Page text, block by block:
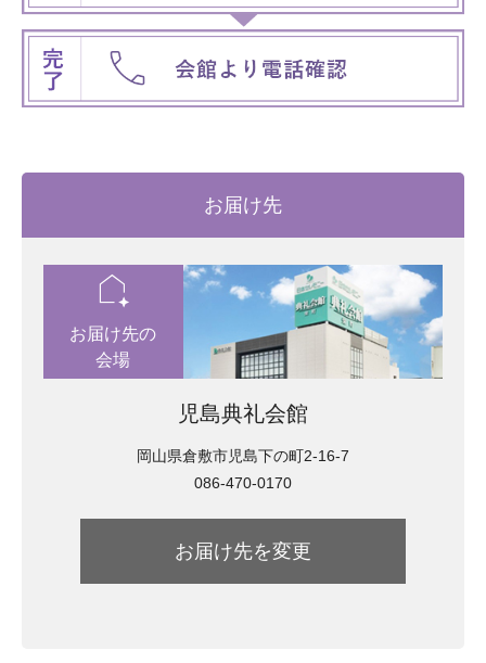
お届け先
location_automation
お届け先の
会場
児島典礼会館
岡山県倉敷市児島下の町2-16-7
086-470-0170
お届け先を変更